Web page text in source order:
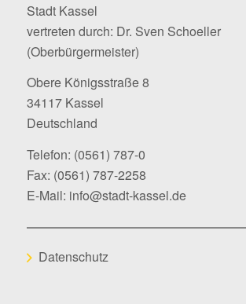
Stadt Kassel
vertreten durch: Dr. Sven Schoeller
(Oberbürgermeister)
Obere Königsstraße 8
34117 Kassel
Deutschland
Telefon: (0561) 787-0
Fax: (0561) 787-2258
E-Mail: info@stadt-kassel.de
Datenschutz